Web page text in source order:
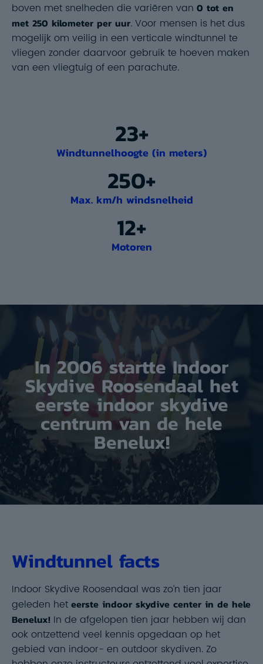
boven met snelheden die variëren van 0 tot en
met 250 kilometer per uur. Voor mensen is het dus
mogelijk om veilig in een verticale windtunnel te
vliegen zonder daarvoor gebruik te hoeven maken
van een vliegtuig of een parachute.
23+
Windtunnelhoogte (in meters)
250+
Max. km/h windsnelheid
12+
Motoren
In 2006 startte Indoor
Skydive Roosendaal het
eerste indoor skydive
centrum van de hele
Benelux!
Windtunnel facts
Indoor Skydive Roosendaal was zo’n tien jaar
geleden het eerste indoor skydive center in de hele
Benelux! In de afgelopen tien jaar hebben wij dan
ook ontzettend veel kennis opgedaan op het
gebied van indoor- en outdoor skydiven. Zo